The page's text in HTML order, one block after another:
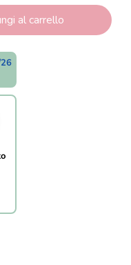
al carrello